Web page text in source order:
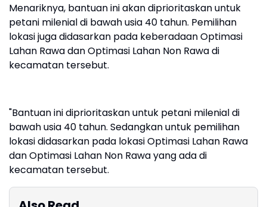
Menariknya, bantuan ini akan diprioritaskan untuk
petani milenial di bawah usia 40 tahun. Pemilihan
lokasi juga didasarkan pada keberadaan Optimasi
Lahan Rawa dan Optimasi Lahan Non Rawa di
kecamatan tersebut.
"Bantuan ini diprioritaskan untuk petani milenial di
bawah usia 40 tahun. Sedangkan untuk pemilihan
lokasi didasarkan pada lokasi Optimasi Lahan Rawa
dan Optimasi Lahan Non Rawa yang ada di
kecamatan tersebut.